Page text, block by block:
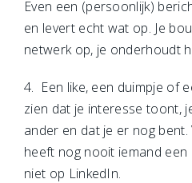
Even een (persoonlijk)
en levert echt wat op. Je
netwerk op, je onderhoudt
4. Een like, een duimpje of
zien dat je interesse toont,
ander en dat je er nog
heeft nog nooit iemand een
niet op LinkedIn.